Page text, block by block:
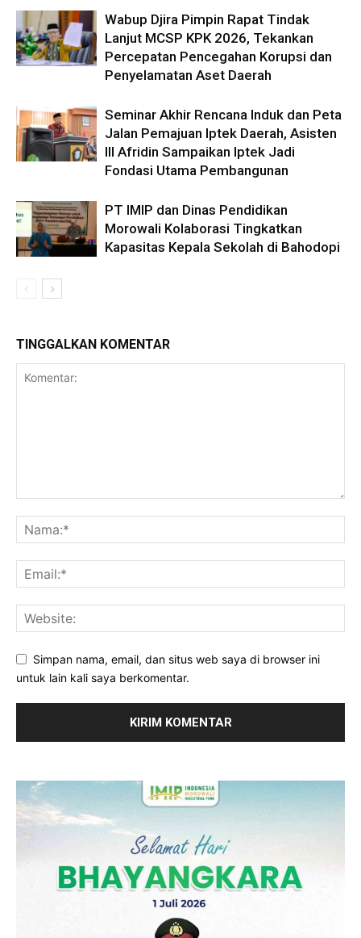
Wabup Djira Pimpin Rapat Tindak
Lanjut MCSP KPK 2026, Tekankan
Percepatan Pencegahan Korupsi dan
Penyelamatan Aset Daerah
Seminar Akhir Rencana Induk dan Peta
Jalan Pemajuan Iptek Daerah, Asisten
III Afridin Sampaikan Iptek Jadi
Fondasi Utama Pembangunan
PT IMIP dan Dinas Pendidikan
Morowali Kolaborasi Tingkatkan
Kapasitas Kepala Sekolah di Bahodopi
TINGGALKAN KOMENTAR
Simpan nama, email, dan situs web saya di browser ini
untuk lain kali saya berkomentar.